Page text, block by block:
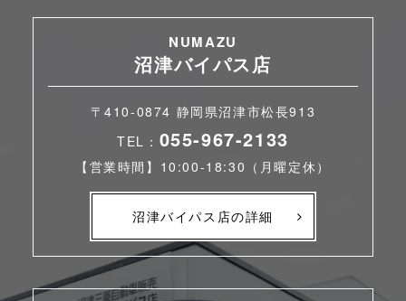
NUMAZU
沼津バイパス店
〒410-0874 静岡県沼津市松長913
TEL： 055-967-2133
【営業時間】10:00-18:30（月曜定休）
沼津バイパス店の詳細